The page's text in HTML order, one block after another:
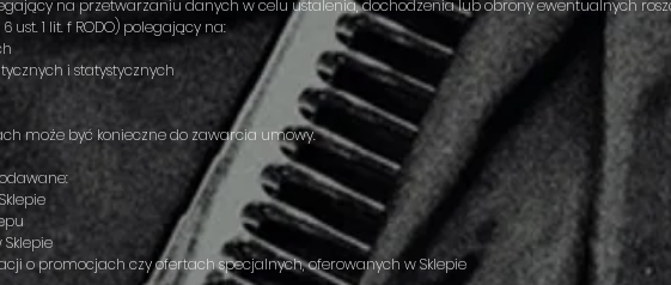
na przetwarzaniu danych w celu ustalenia, dochodzenia lub obrony ewentualnych
ust. 1 lit. f RODO) polegający na:
i statystycznych
może być konieczne do zawarcia umowy.
o promocjach czy ofertach specjalnych, oferowanych w Sklepie